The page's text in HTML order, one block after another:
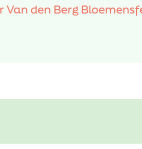
Van den Berg